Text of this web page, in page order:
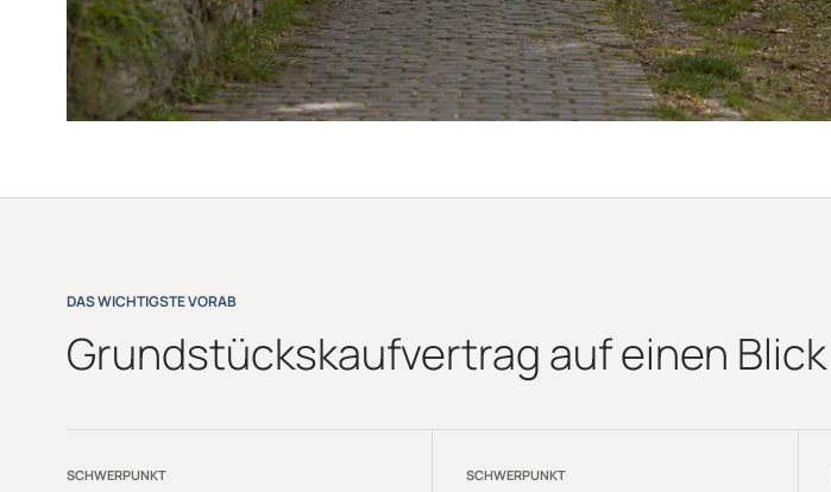
DAS WICHTIGSTE VORAB
Grundstückskaufvertrag auf einen Blick
SCHWERPUNKT SCHWERPUNKT